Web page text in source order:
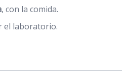
, con la comida.
el laboratorio.